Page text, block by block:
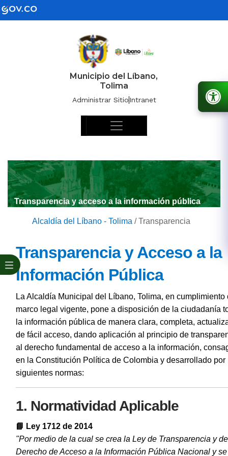
Municipio del Líbano,
Tolima
Administrar SitioIntranet
Transparencia y acceso a la información pública
Alcaldía del Líbano - Tolima /Transparencia
Transparencia y Acceso a la
Información Pública
La Alcaldía Municipal del Líbano, Tolima, en cumplimiento
marco legal vigente, pone a disposición de la ciudadanía
la información pública de manera clara, completa,
de fácil acceso, dando aplicación al principio de
al derecho fundamental de acceso a la información,
en la Constitución Política de Colombia y desarrollado por
siguientes normas:
1. Normatividad Aplicable
📘 Ley 1712 de 2014
"Por medio de la cual se crea la Ley de Transparencia y
Derecho de Acceso a la Información Pública Nacional y se